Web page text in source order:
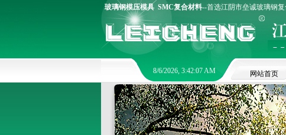
玻璃钢模压模具 SMC复合材料--首选江阴市垒诚玻璃钢
8/6/2026, 3:42:08 AM 网站首页